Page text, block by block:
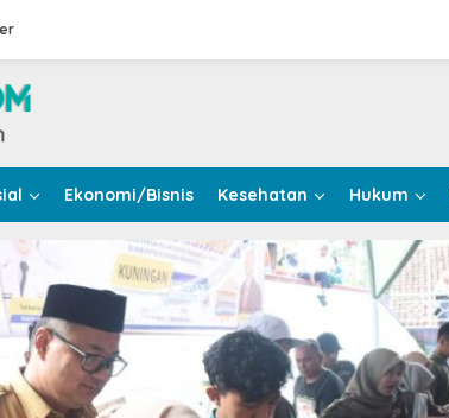
Ekonomi/Bisnis Kesehatan Hukum